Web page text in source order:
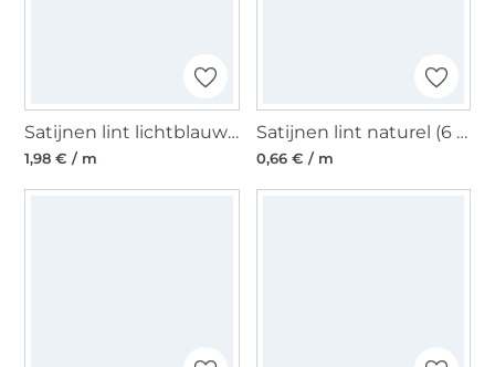
Satijnen lint lichtblauw (40 mm)
1,98 € / m
Satijnen lint naturel (6 mm)
0,66 € / m